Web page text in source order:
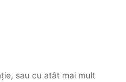
sau cu atât mai mult